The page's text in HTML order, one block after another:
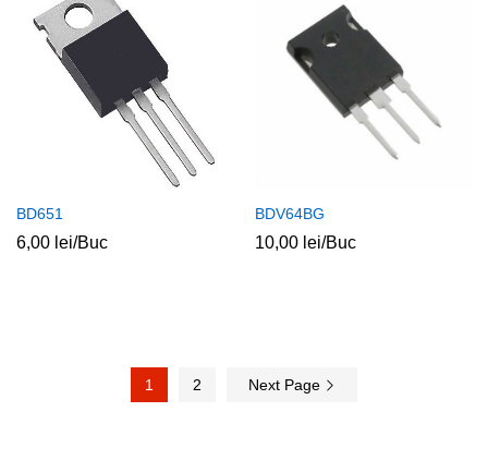
BD651
6,00 lei/Buc
BDV64BG
10,00 lei/Buc
1 2 Next Page